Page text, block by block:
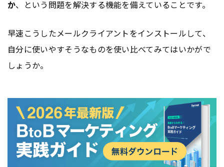
か、という問題を解決する機能を備えていることです。
早速こうしたメールクライアントをインストールして、
自分に使いやすそうなものを使い比べてみてはいかがで
しょうか。